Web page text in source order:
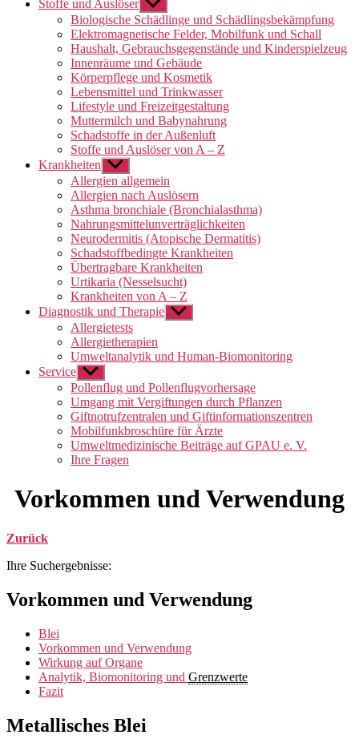
Stoffe und Auslöser Untermenü
anzeigen
Biologische Schädlinge und Schädlingsbekämpfung
Elektromagnetische Felder, Mobilfunk und Schall
Haushalt, Gebrauchsgegenstände und Kinderspielzeug
Innenräume und Gebäude
Körperpflege und Kosmetik
Lebensmittel und Trinkwasser
Lifestyle und Freizeitgestaltung
Muttermilch und Babynahrung
Schadstoffe in der Außenluft
Stoffe und Auslöser von A – Z
Krankheiten Untermenü
anzeigen
Allergien allgemein
Allergien nach Auslösern
Asthma bronchiale (Bronchialasthma)
Nahrungsmittelunverträglichkeiten
Neurodermitis (Atopische Dermatitis)
Schadstoffbedingte Krankheiten
Übertragbare Krankheiten
Urtikaria (Nesselsucht)
Krankheiten von A – Z
Diagnostik und Therapie Untermenü
anzeigen
Allergietests
Allergietherapien
Umweltanalytik und Human-Biomonitoring
Service Untermenü
anzeigen
Pollenflug und Pollenflugvorhersage
Umgang mit Vergiftungen durch Pflanzen
Giftnotrufzentralen und Giftinformationszentren
Mobilfunkbroschüre für Ärzte
Umweltmedizinische Beiträge auf GPAU e. V.
Ihre Fragen
Vorkommen und Verwendung
Zurück
Ihre Suchergebnisse:
Vorkommen und Verwendung
Blei
Vorkommen und Verwendung
Wirkung auf Organe
Analytik, Biomonitoring und Grenzwerte
Fazit
Metallisches Blei